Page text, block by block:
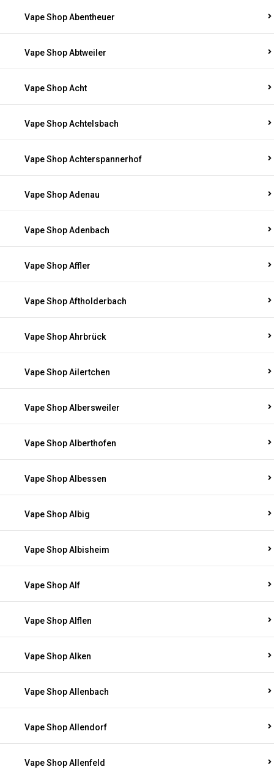
Vape Shop Abentheuer
Vape Shop Abtweiler
Vape Shop Acht
Vape Shop Achtelsbach
Vape Shop Achterspannerhof
Vape Shop Adenau
Vape Shop Adenbach
Vape Shop Affler
Vape Shop Aftholderbach
Vape Shop Ahrbrück
Vape Shop Ailertchen
Vape Shop Albersweiler
Vape Shop Alberthofen
Vape Shop Albessen
Vape Shop Albig
Vape Shop Albisheim
Vape Shop Alf
Vape Shop Alflen
Vape Shop Alken
Vape Shop Allenbach
Vape Shop Allendorf
Vape Shop Allenfeld